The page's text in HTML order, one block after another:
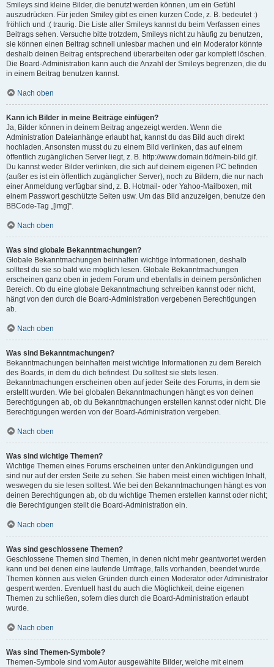
Smileys sind kleine Bilder, die benutzt werden können, um ein Gefühl
auszudrücken. Für jeden Smiley gibt es einen kurzen Code, z. B. bedeutet :)
fröhlich und :( traurig. Die Liste aller Smileys kannst du beim Verfassen eines
Beitrags sehen. Versuche bitte trotzdem, Smileys nicht zu häufig zu benutzen,
sie können einen Beitrag schnell unlesbar machen und ein Moderator könnte
deshalb deinen Beitrag entsprechend überarbeiten oder gar komplett löschen.
Die Board-Administration kann auch die Anzahl der Smileys begrenzen, die du
in einem Beitrag benutzen kannst.
Nach oben
Kann ich Bilder in meine Beiträge einfügen?
Ja, Bilder können in deinem Beitrag angezeigt werden. Wenn die
Administration Dateianhänge erlaubt hat, kannst du das Bild auch direkt
hochladen. Ansonsten musst du zu einem Bild verlinken, das auf einem
öffentlich zugänglichen Server liegt, z. B. http://www.domain.tld/mein-bild.gif.
Du kannst weder Bilder verlinken, die sich auf deinem eigenen PC befinden
(außer es ist ein öffentlich zugänglicher Server), noch zu Bildern, die nur nach
einer Anmeldung verfügbar sind, z. B. Hotmail- oder Yahoo-Mailboxen, mit
einem Passwort geschützte Seiten usw. Um das Bild anzuzeigen, benutze den
BBCode-Tag „[img]“.
Nach oben
Was sind globale Bekanntmachungen?
Globale Bekanntmachungen beinhalten wichtige Informationen, deshalb
solltest du sie so bald wie möglich lesen. Globale Bekanntmachungen
erscheinen ganz oben in jedem Forum und ebenfalls in deinem persönlichen
Bereich. Ob du eine globale Bekanntmachung schreiben kannst oder nicht,
hängt von den durch die Board-Administration vergebenen Berechtigungen
ab.
Nach oben
Was sind Bekanntmachungen?
Bekanntmachungen beinhalten meist wichtige Informationen zu dem Bereich
des Boards, in dem du dich befindest. Du solltest sie stets lesen.
Bekanntmachungen erscheinen oben auf jeder Seite des Forums, in dem sie
erstellt wurden. Wie bei globalen Bekanntmachungen hängt es von deinen
Berechtigungen ab, ob du Bekanntmachungen erstellen kannst oder nicht. Die
Berechtigungen werden von der Board-Administration vergeben.
Nach oben
Was sind wichtige Themen?
Wichtige Themen eines Forums erscheinen unter den Ankündigungen und
sind nur auf der ersten Seite zu sehen. Sie haben meist einen wichtigen Inhalt,
weswegen du sie lesen solltest. Wie bei den Bekanntmachungen hängt es von
deinen Berechtigungen ab, ob du wichtige Themen erstellen kannst oder nicht;
die Berechtigungen stellt die Board-Administration ein.
Nach oben
Was sind geschlossene Themen?
Geschlossene Themen sind Themen, in denen nicht mehr geantwortet werden
kann und bei denen eine laufende Umfrage, falls vorhanden, beendet wurde.
Themen können aus vielen Gründen durch einen Moderator oder Administrator
gesperrt werden. Eventuell hast du auch die Möglichkeit, deine eigenen
Themen zu schließen, sofern dies durch die Board-Administration erlaubt
wurde.
Nach oben
Was sind Themen-Symbole?
Themen-Symbole sind vom Autor ausgewählte Bilder, welche mit einem